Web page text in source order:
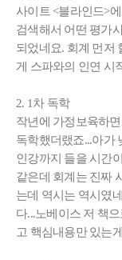
사이트 <블라인드>
검색해서 어떤 평가
되었네요. 회계 먼저
게 스파와의 인연 시
2. 1차 독학
작년에 가정보육하
독학했더랬죠...아가
인강까지 들을 시간
같은데 회계는 진짜
는데 역시는 역시였
다...노베이스 저 책
고 핵심내용만 있는